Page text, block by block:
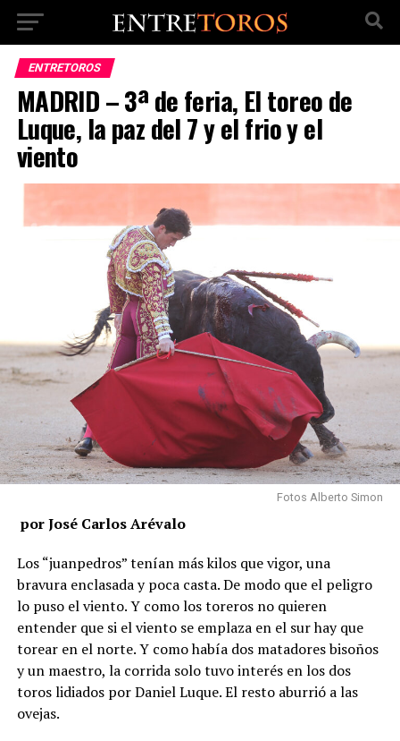
ENTRETOROS
MADRID – 3ª de feria, El toreo de
Luque, la paz del 7 y el frio y el
viento
Fotos Alberto Simon
por José Carlos Arévalo
Los “juanpedros” tenían más kilos que vigor, una
bravura enclasada y poca casta. De modo que el peligro
lo puso el viento. Y como los toreros no quieren
entender que si el viento se emplaza en el sur hay que
torear en el norte. Y como había dos matadores bisoños
y un maestro, la corrida solo tuvo interés en los dos
toros lidiados por Daniel Luque. El resto aburrió a las
ovejas.